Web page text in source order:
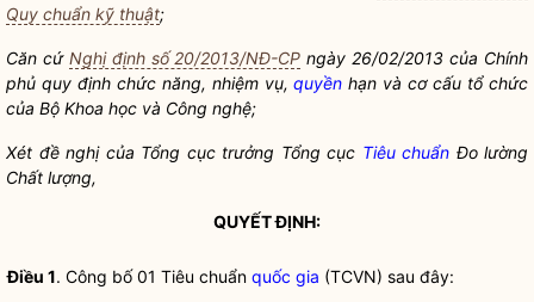
Quy chuẩn kỹ thuật;
Căn cứ Nghị định số 20/2013/NĐ-CP ngày 26/02/2013 của Chính
phủ quy định chức năng, nhiệm vụ,quyền hạn và cơ cấu tổ chức
của Bộ Khoa học và Công nghệ;
Xét đề nghị của Tổng cục trưởng Tổng cục Tiêu chuẩn Đo lường
Chất lượng,
QUYẾT ĐỊNH:
Điều 1. Công bố 01 Tiêu chuẩn quốc gia (TCVN) sau đây: